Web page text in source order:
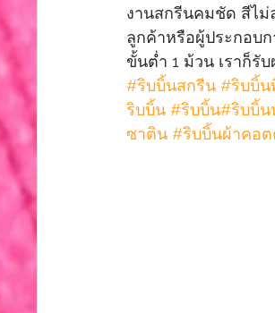
งานสกรีนคมชัด สีไ
ลูกค้าหรือผู้ประกอบ
ขั้นต่ำ 1 ม้วน เราก็รั
#ริบบิ้นสกรีน #ริบบิ้น
ริบบิ้น #ริบบิ้น#รบบิ้
ซาติน #ริบบิ้นผ้าคอ